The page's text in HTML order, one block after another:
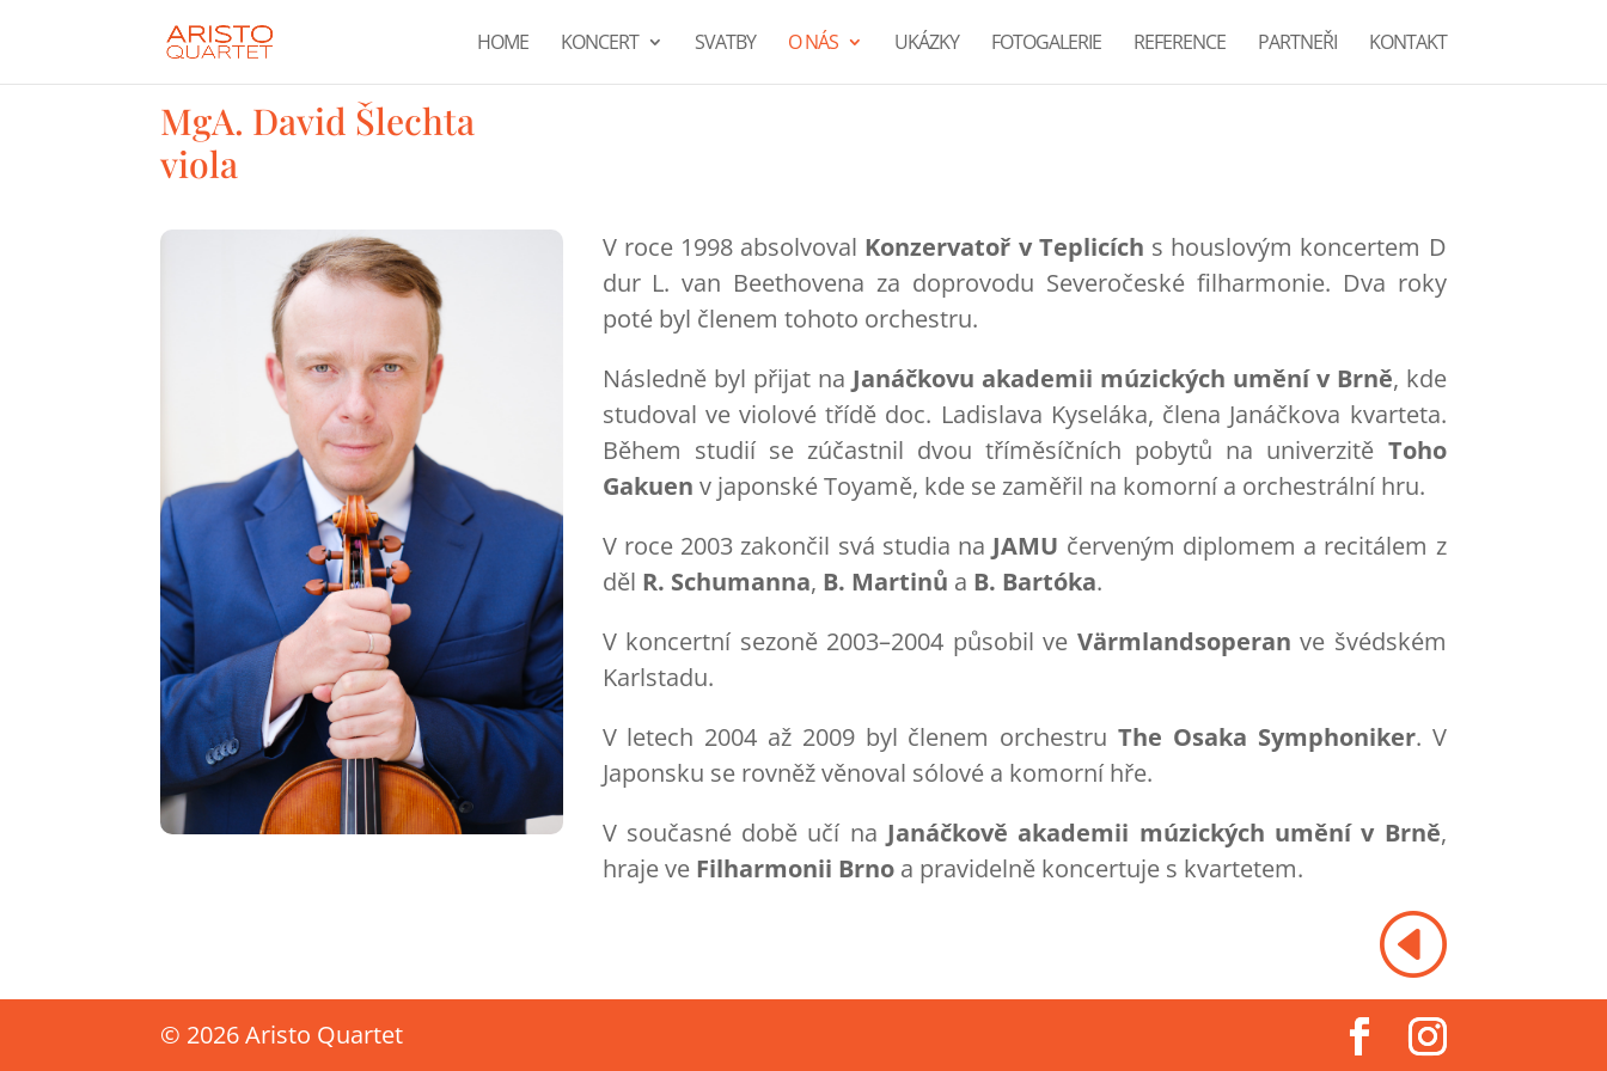
HOME KONCERT SVATBY O NÁS UKÁZKY FOTOGALERIE REFERENCE PARTNEŘI KONTAKT
MgA. David Šlechta
viola
V roce 1998 absolvoval Konzervatoř v Teplicích s houslovým koncertem D
dur L. van Beethovena za doprovodu Severočeské filharmonie. Dva roky
poté byl členem tohoto orchestru.
Následně byl přijat na Janáčkovu akademii múzických umění v Brně, kde
studoval ve violové třídě doc. Ladislava Kyseláka, člena Janáčkova kvarteta.
Během studií se zúčastnil dvou tříměsíčních pobytů na univerzitě Toho
Gakuen v japonské Toyamě, kde se zaměřil na komorní a orchestrální hru.
V roce 2003 zakončil svá studia na JAMU červeným diplomem a recitálem z
děl R. Schumanna, B. Martinů a B. Bartóka.
V koncertní sezoně 2003–2004 působil ve Värmlandsoperan ve švédském
Karlstadu.
V letech 2004 až 2009 byl členem orchestruThe Osaka Symphoniker. V
Japonsku se rovněž věnoval sólové a komorní hře.
V současné době učí na Janáčkově akademii múzických umění v Brně,
hraje ve Filharmonii Brnoa pravidelně koncertuje s kvartetem.
H
© 2026 Aristo Quartet